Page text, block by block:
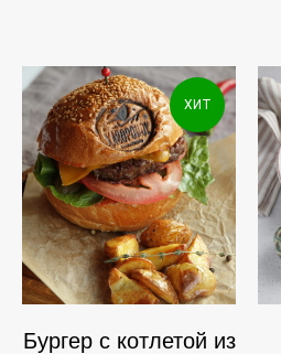
ХИТ
Бургер с котлетой из